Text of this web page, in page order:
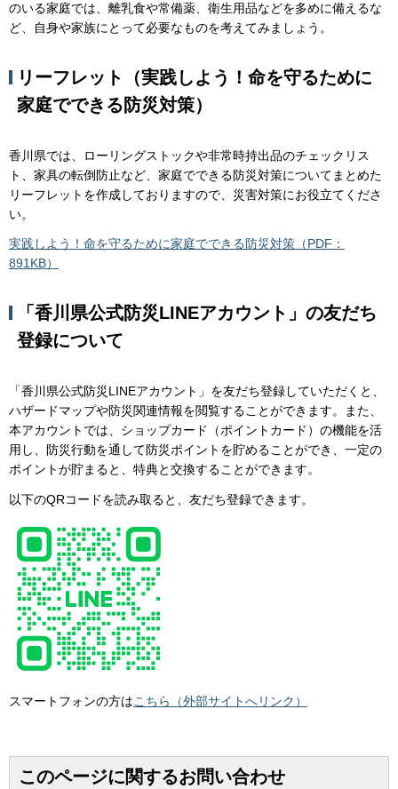
のいる家庭では、離乳食や常備薬、衛生用品などを多めに備えるな
ど、自身や家族にとって必要なものを考えてみましょう。
リーフレット（実践しよう！命を守るために
家庭でできる防災対策）
香川県では、ローリングストックや非常時持出品のチェックリス
ト、家具の転倒防止など、家庭でできる防災対策についてまとめた
リーフレットを作成しておりますので、災害対策にお役立てくださ
い。
実践しよう！命を守るために家庭でできる防災対策（PDF：
891KB）
「香川県公式防災LINEアカウント」の友だち
登録について
「香川県公式防災LINEアカウント」を友だち登録していただくと、
ハザードマップや防災関連情報を閲覧することができます。また、
本アカウントでは、ショップカード（ポイントカード）の機能を活
用し、防災行動を通して防災ポイントを貯めることができ、一定の
ポイントが貯まると、特典と交換することができます。
以下のQRコードを読み取ると、友だち登録できます。
スマートフォンの方はこちら（外部サイトへリンク）
このページに関するお問い合わせ